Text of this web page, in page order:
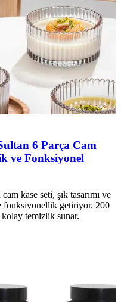
6 Parça Cam
ve Fonksiyonel
kase seti, şık tasarımı ve
fonksiyonellik getiriyor. 200
temizlik sunar.